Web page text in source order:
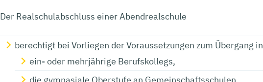
Der Realschulabschluss einer Abendrealschule
berechtigt bei Vorliegen der Voraussetzungen zum Übergang in
ein- oder mehrjährige Berufskollegs,
die gymnasiale Oberstufe an Gemeinschaftsschulen